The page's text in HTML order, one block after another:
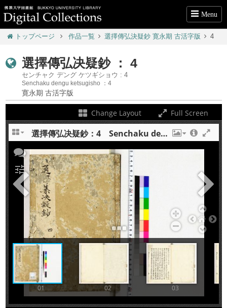
Menu
トップページ 作品一覧 選擇傳弘決疑鈔 寛永期 古活字版 4
選擇傳弘决疑鈔 ： 4
センチャク デング ケツギショウ : 4
Senchaku dengu ketsugisho ：4
寛永期 古活字版
Change Layout Full Screen
+
Add Item
選擇傳弘决疑鈔：4 Senchaku dengu ketsugisho : 4
01 02 03
tune